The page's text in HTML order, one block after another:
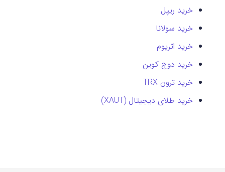
خرید ریپل
خرید سولانا
خرید اتریوم
خرید دوج کوین
خرید ترون TRX
خرید طلای دیجیتال (XAUT)